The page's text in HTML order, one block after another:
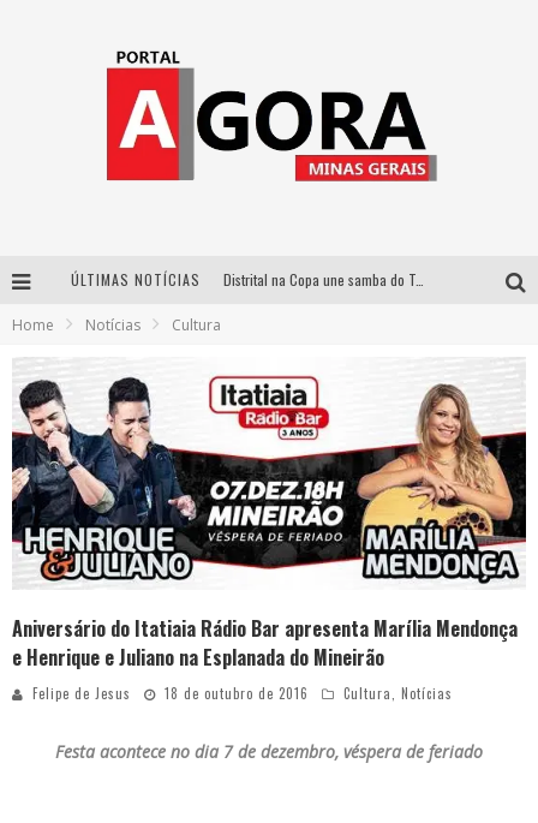
ÚLTIMAS NOTÍCIAS Distrital na Copa une samba do Trem dos Onze, acervo do Museu do Mineirão e transmissão em 4K para duelo contra o Haiti
Zeca Baleiro e Swami Jr. estreiam em Belo Horizonte o show em homenagem a Dolores Duran, marcando o encerramento da edição comemorativa dos dez anos do projeto “Uma voz, um instrumento”
Home Notícias Cultura
Aniversário do Itatiaia Rádio Bar apresenta Marília Mendonça
e Henrique e Juliano na Esplanada do Mineirão
Felipe de Jesus 18 de outubro de 2016 Cultura, Notícias
Festa acontece no dia 7 de dezembro, véspera de feriado